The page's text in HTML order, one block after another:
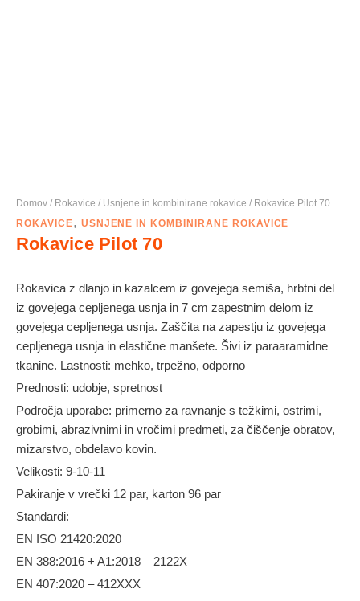
Domov / Rokavice / Usnjene in kombinirane rokavice / Rokavice Pilot 70
ROKAVICE, USNJENE IN KOMBINIRANE ROKAVICE
Rokavice Pilot 70
Rokavica z dlanjo in kazalcem iz govejega semiša, hrbtni del
iz govejega cepljenega usnja in 7 cm zapestnim delom iz
govejega cepljenega usnja. Zaščita na zapestju iz govejega
cepljenega usnja in elastične manšete. Šivi iz paraaramidne
tkanine. Lastnosti: mehko, trpežno, odporno
Prednosti: udobje, spretnost
Področja uporabe: primerno za ravnanje s težkimi, ostrimi,
grobimi, abrazivnimi in vročimi predmeti, za čiščenje obratov,
mizarstvo, obdelavo kovin.
Velikosti: 9-10-11
Pakiranje v vrečki 12 par, karton 96 par
Standardi:
EN ISO 21420:2020
EN 388:2016 + A1:2018 – 2122X
EN 407:2020 – 412XXX